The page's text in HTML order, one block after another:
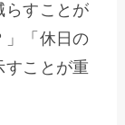
らすことが
」「休日の
すことが重